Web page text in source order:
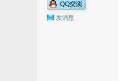
发消息